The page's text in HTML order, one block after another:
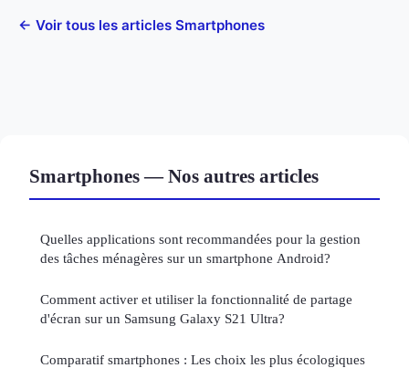
← Voir tous les articles Smartphones
Smartphones — Nos autres articles
Quelles applications sont recommandées pour la gestion
des tâches ménagères sur un smartphone Android?
Comment activer et utiliser la fonctionnalité de partage
d'écran sur un Samsung Galaxy S21 Ultra?
Comparatif smartphones : Les choix les plus écologiques